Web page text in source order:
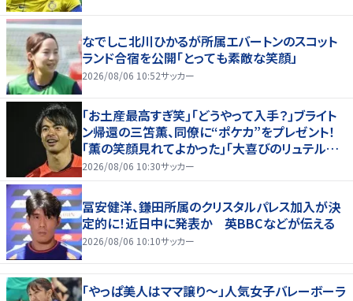
なでしこ北川ひかるが所属エバートンのスコット
ランド合宿を公開「とっても素敵な笑顔」
2026/08/06 10:52サッカー
｢お土産最高すぎ笑｣｢どうやって入手？｣ブライト
ン帰還の三笘薫、同僚に“ポケカ”をプレゼント！
｢薫の笑顔見れてよかった｣｢大喜びのリュテル可
愛すぎ｣
2026/08/06 10:30サッカー
冨安健洋、鎌田所属のクリスタルパレス加入が決
定的に！近日中に発表か 英BBCなどが伝える
2026/08/06 10:10サッカー
「やっぱ美人はママ譲り～」人気女子バレーボーラ